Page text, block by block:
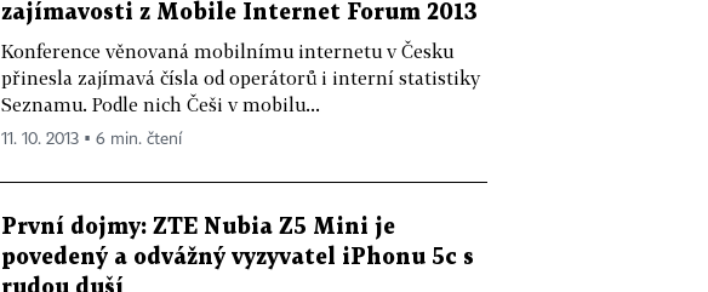
zajímavosti z Mobile Internet Forum 2013
Konference věnovaná mobilnímu internetu v Česku
přinesla zajímavá čísla od operátorů i interní statistiky
Seznamu. Podle nich Češi v mobilu...
11. 10. 2013 ▪ 6 min. čtení
První dojmy: ZTE Nubia Z5 Mini je
povedený a odvážný vyzyvatel iPhonu 5c s
rudou duší